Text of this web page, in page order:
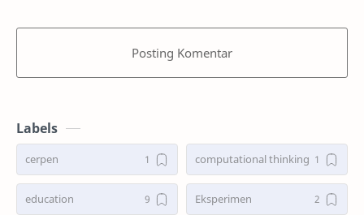
Posting Komentar
Labels
cerpen computational thinking
education Eksperimen